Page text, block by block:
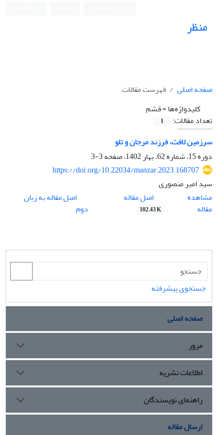
منظر
صفحه اصلی
فهرست مقالات
کلیدواژه‌ها =قشم
تعداد مقالات:
1
سرزمین لافت، فرزند مرجان و تلو
دوره 15، شماره 62، بهار 1402، صفحه
3-3
https://doi.org/10.22034/manzar.2023.168707
سید امیر منصوری
مشاهده
مقاله
اصل مقاله
102.43 K
اصل مقاله به زبان
دوم
جستجوی پیشرفته
صفحه اصلی
مرور
اطلاعات نشریه
راهنمای نویسندگان
ارسال مقاله